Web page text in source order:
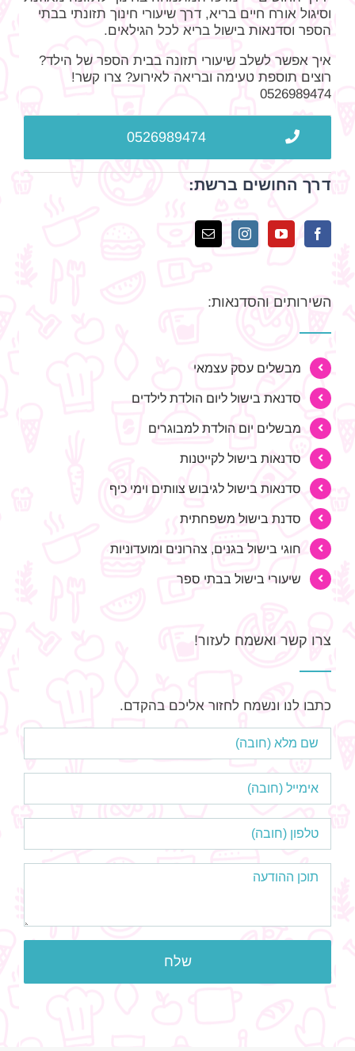
וסיגול אורח חיים בריא, דרך שיעורי חינוך תזונתי בבתי
הספר וסדנאות בישול בריא לכל הגילאים.
איך אפשר לשלב שיעורי תזונה בבית הספר של הילד?
רוצים תוספת טעימה ובריאה לאירוע? צרו קשר!
0526989474
0526989474
דרך החושים ברשת:
השירותים והסדנאות:
מבשלים עסק עצמאי
סדנאת בישול ליום הולדת לילדים
מבשלים יום הולדת למבוגרים
סדנאות בישול לקייטנות
סדנאות בישול לגיבוש צוותים וימי כיף
סדנת בישול משפחתית
חוגי בישול בגנים, צהרונים ומועדוניות
שיעורי בישול בבתי ספר
צרו קשר ואשמח לעזור!
כתבו לנו ונשמח לחזור אליכם בהקדם.